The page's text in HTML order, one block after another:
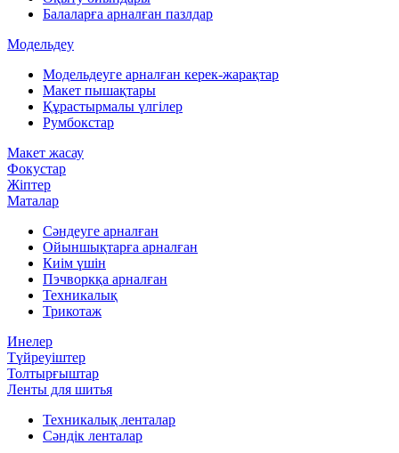
Балаларға арналған пазлдар
Модельдеу
Модельдеуге арналған керек-жарақтар
Макет пышақтары
Құрастырмалы үлгілер
Румбокстар
Макет жасау
Фокустар
Жіптер
Маталар
Сәндеуге арналған
Ойыншықтарға арналған
Киім үшін
Пэчворкқа арналған
Техникалық
Трикотаж
Инелер
Түйреуіштер
Толтырғыштар
Ленты для шитья
Техникалық ленталар
Сәндік ленталар